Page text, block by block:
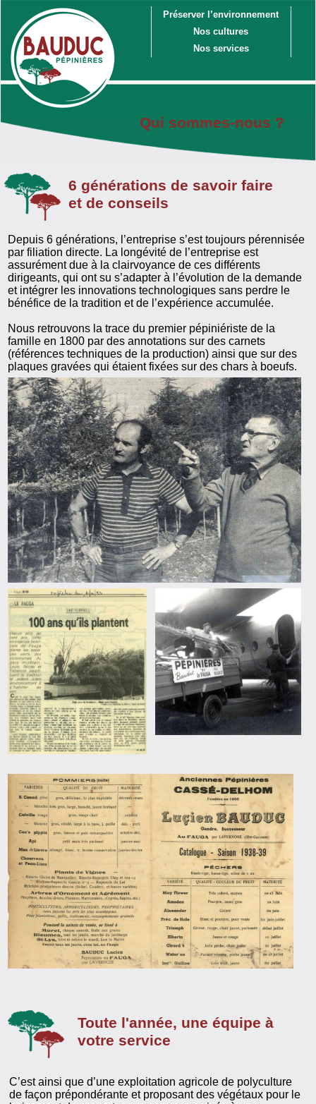
6 générations de savoir faire
et de conseils
Depuis 6 générations, l’entreprise s’est toujours pérennisée
par filiation directe. La longévité de l’entreprise est
assurément due à la clairvoyance de ces différents
dirigeants, qui ont su s’adapter à l’évolution de la demande
et intégrer les innovations technologiques sans perdre le
bénéfice de la tradition et de l’expérience accumulée.
Nous retrouvons la trace du premier pépiniériste de la
famille en 1800 par des annotations sur des carnets
(références techniques de la production) ainsi que sur des
plaques gravées qui étaient fixées sur des chars à boeufs.
Toute l'année, une équipe à
votre service
C’est ainsi que d’une exploitation agricole de polyculture
de façon prépondérante et proposant des végétaux pour le
Qui sommes-nous ?
Préserver l’environnement
Nos cultures
Nos services